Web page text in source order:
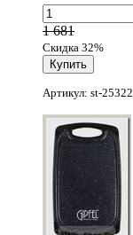
1 681
Скидка 32%
Артикул: st-25322